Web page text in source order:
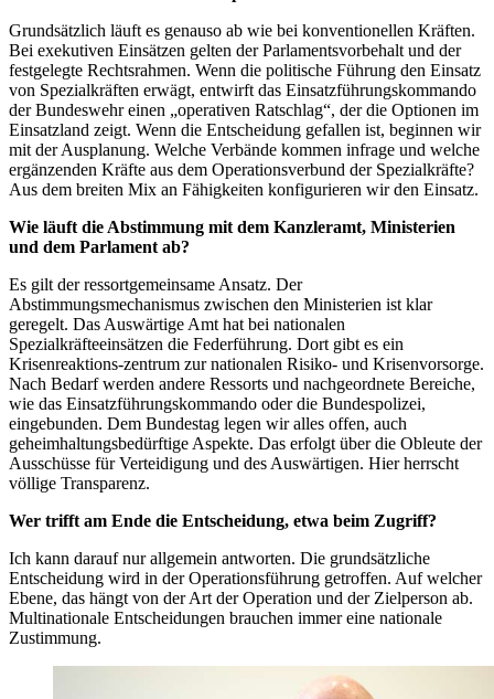
Grundsätzlich läuft es genauso ab wie bei konventionellen Kräften.
Bei exekutiven Einsätzen gelten der Parlamentsvorbehalt und der
festgelegte Rechtsrahmen. Wenn die politische Führung den Einsatz
von Spezialkräften erwägt, entwirft das Einsatzführungskommando
der Bundeswehr einen „operativen Ratschlag“, der die Optionen im
Einsatzland zeigt. Wenn die Entscheidung gefallen ist, beginnen wir
mit der Ausplanung. Welche Verbände kommen infrage und welche
ergänzenden Kräfte aus dem Operationsverbund der Spezialkräfte?
Aus dem breiten Mix an Fähigkeiten konfigurieren wir den Einsatz.
Wie läuft die Abstimmung mit dem Kanzleramt, Ministerien
und dem Parlament ab?
Es gilt der ressortgemeinsame Ansatz. Der
Abstimmungsmechanismus zwischen den Ministerien ist klar
geregelt. Das Auswärtige Amt hat bei nationalen
Spezialkräfteeinsätzen die Federführung. Dort gibt es ein
Krisenreaktions-zentrum zur nationalen Risiko- und Krisenvorsorge.
Nach Bedarf werden andere Ressorts und nachgeordnete Bereiche,
wie das Einsatzführungskommando oder die Bundespolizei,
eingebunden. Dem Bundestag legen wir alles offen, auch
geheimhaltungsbedürftige Aspekte. Das erfolgt über die Obleute der
Ausschüsse für Verteidigung und des Auswärtigen. Hier herrscht
völlige Transparenz.
Wer trifft am Ende die Entscheidung, etwa beim Zugriff?
Ich kann darauf nur allgemein antworten. Die grundsätzliche
Entscheidung wird in der Operationsführung getroffen. Auf welcher
Ebene, das hängt von der Art der Operation und der Zielperson ab.
Multinationale Entscheidungen brauchen immer eine nationale
Zustimmung.